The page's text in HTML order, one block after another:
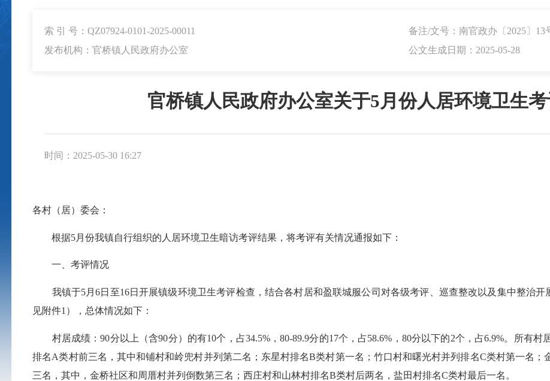
索 引 号：QZ07924-0101-2025-00011
备注/文号：南官政办〔2025〕13
发布机构：官桥镇人民政府办公室
公文生成日期：2025-05-28
官桥镇人民政府办公室关于5月份人居环境卫生
时间：2025-05-30 16:27
各村（居）委会：
根据5月份我镇自行组织的人居环境卫生暗访考评结果，将考评有关情况通报如下：
一、考评情况
我镇于5月6日至16日开展镇级环境卫生考评检查，结合各村居和盈联城服公司对各级考评、巡查整改以及集中整治开
见附件1），总体情况如下：
村居成绩：90分以上（含90分）的有10个，占34.5%，80-89.9分的17个，占58.6%，80分以下的2个，占6.9%。所有村
排名A类村前三名，其中和铺村和岭兜村并列第二名；东星村排名B类村第一名；竹口村和曙光村并列排名C类村第一名
三名，其中，金桥社区和周厝村并列倒数第三名；西庄村和山林村排名B类村后两名，盐田村排名C类村最后一名。